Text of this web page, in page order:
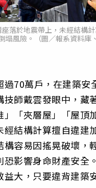
落於地震帶上，未經結構計
塌風險。（圖／報系資料庫
過70萬戶，在建築安
技師戴雲發眼中，藏
」「夾層屋」「屋頂
經結構計算擅自違建
構容易因搖晃破壞，
影響身命財產安全
益大，只要違背建築